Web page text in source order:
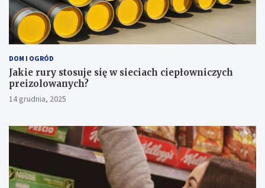
DOM I OGRÓD
Jakie rury stosuje się w sieciach ciepłowniczych
preizolowanych?
14 grudnia, 2025